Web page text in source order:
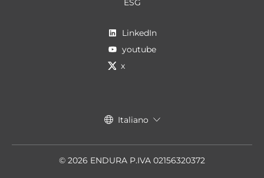
ESG
LinkedIn
youtube
x
Italiano
© 2026 ENDURA P.IVA 02156320372